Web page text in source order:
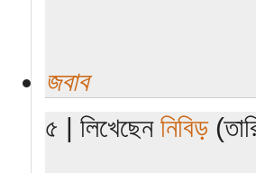
জবাব
৫ | লিখেছেন নিবিড়